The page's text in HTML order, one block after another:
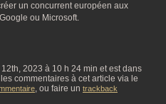
un concurrent européen aux
ou Microsoft.
2023 à 10 h 24 min et est dans
commentaires à cet article via le
, ou faire un trackback